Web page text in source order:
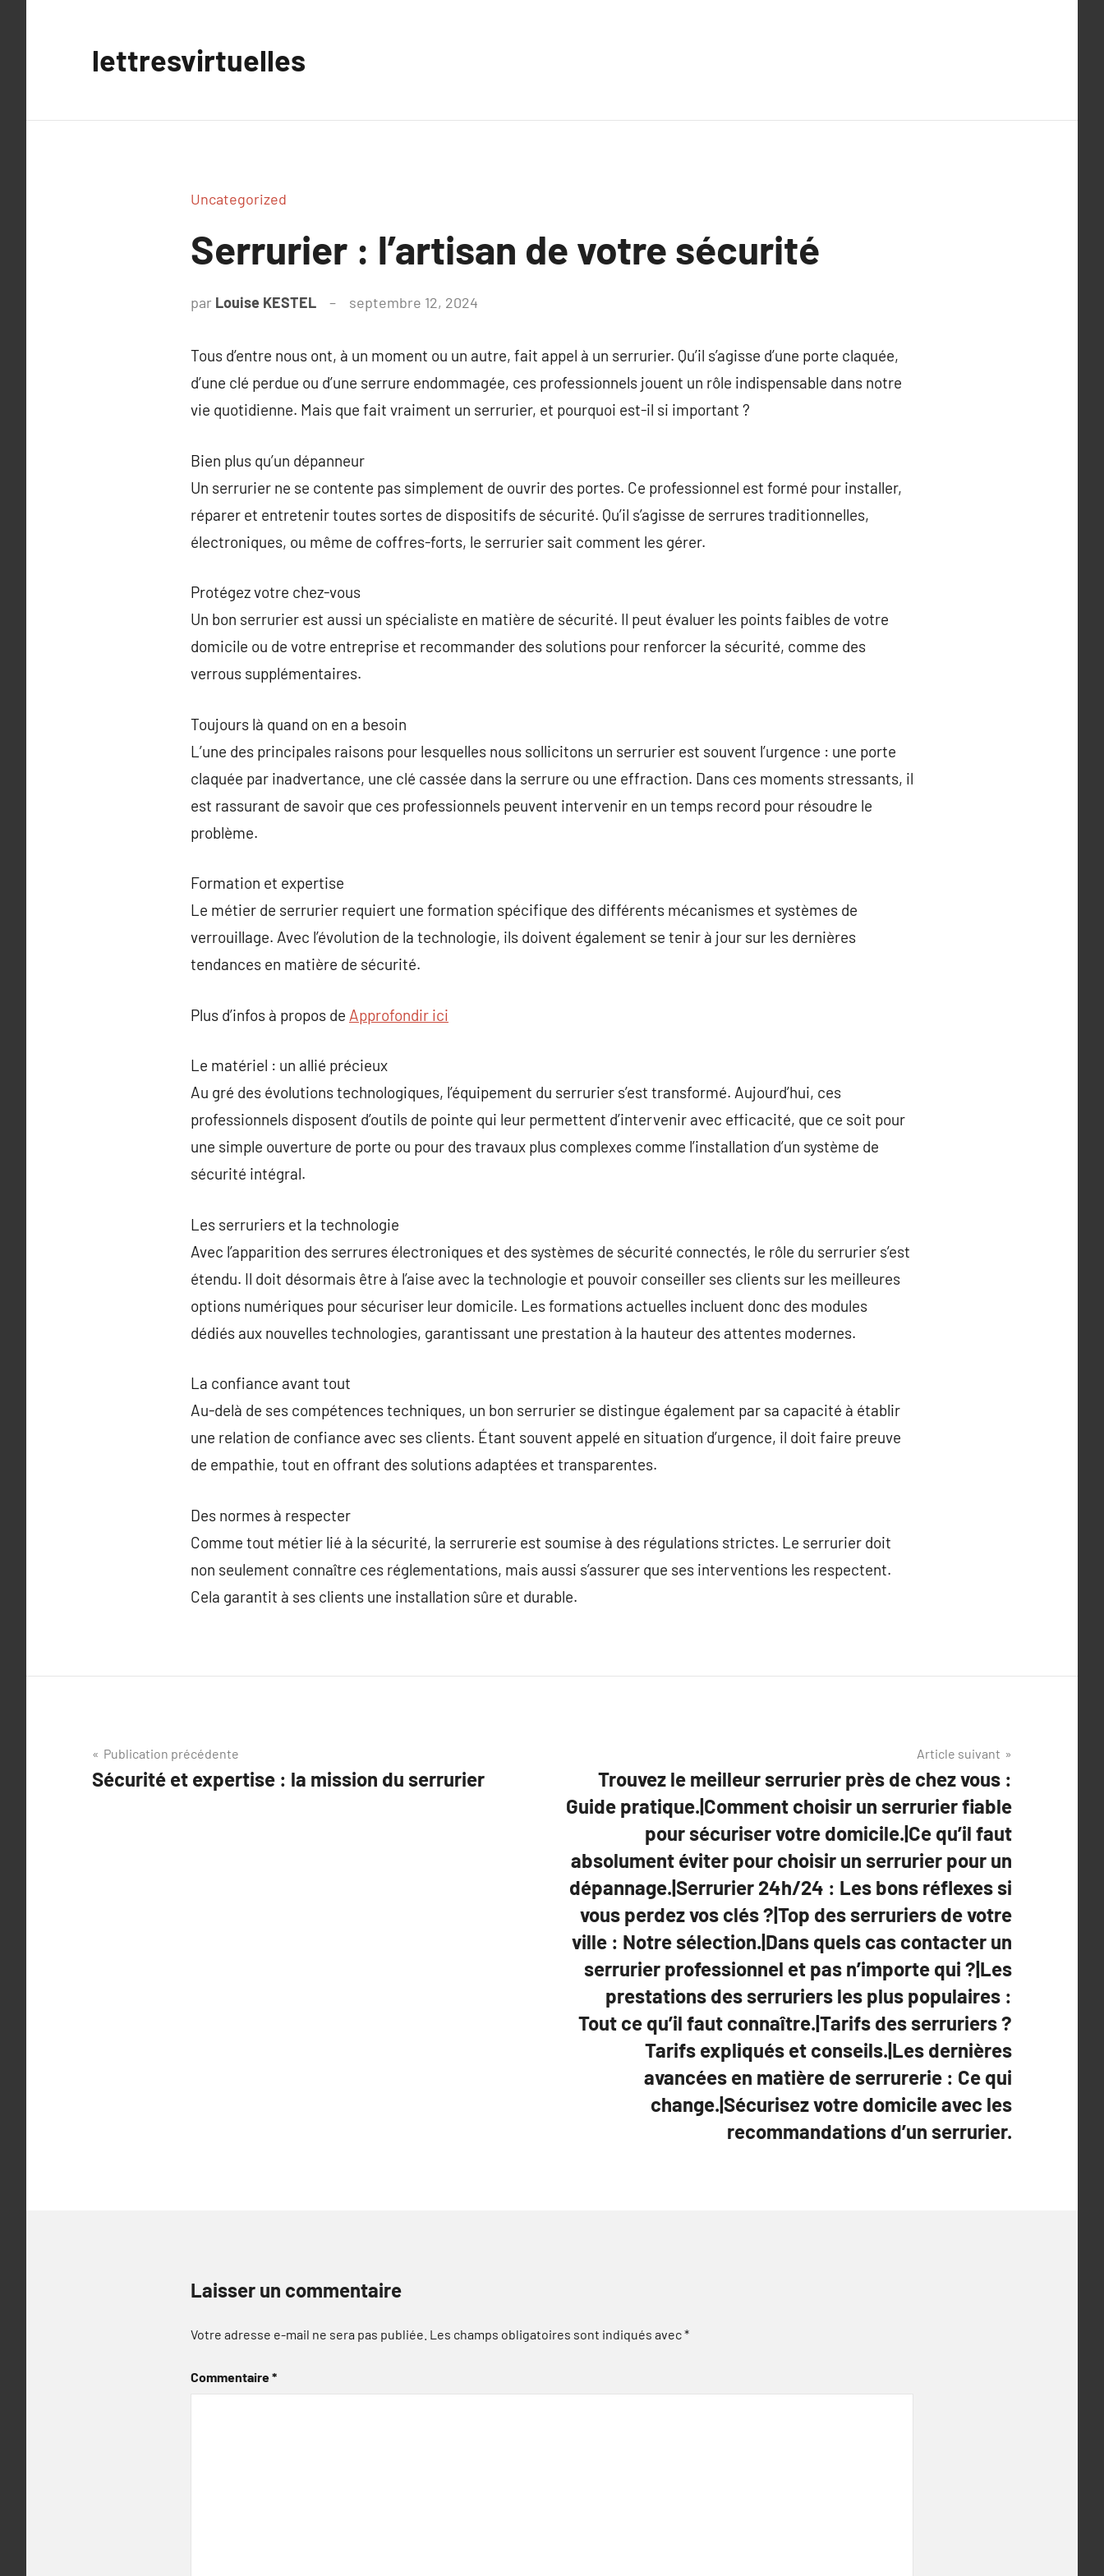
lettresvirtuelles
Uncategorized
Serrurier : l’artisan de votre sécurité
par Louise KESTEL septembre 12, 2024
Tous d’entre nous ont, à un moment ou un autre, fait appel à un serrurier. Qu’il s’agisse d’une porte claquée,
d’une clé perdue ou d’une serrure endommagée, ces professionnels jouent un rôle indispensable dans notre
vie quotidienne. Mais que fait vraiment un serrurier, et pourquoi est-il si important ?
Bien plus qu’un dépanneur
Un serrurier ne se contente pas simplement de ouvrir des portes. Ce professionnel est formé pour installer,
réparer et entretenir toutes sortes de dispositifs de sécurité. Qu’il s’agisse de serrures traditionnelles,
électroniques, ou même de coffres-forts, le serrurier sait comment les gérer.
Protégez votre chez-vous
Un bon serrurier est aussi un spécialiste en matière de sécurité. Il peut évaluer les points faibles de votre
domicile ou de votre entreprise et recommander des solutions pour renforcer la sécurité, comme des
verrous supplémentaires.
Toujours là quand on en a besoin
L’une des principales raisons pour lesquelles nous sollicitons un serrurier est souvent l’urgence : une porte
claquée par inadvertance, une clé cassée dans la serrure ou une effraction. Dans ces moments stressants, il
est rassurant de savoir que ces professionnels peuvent intervenir en un temps record pour résoudre le
problème.
Formation et expertise
Le métier de serrurier requiert une formation spécifique des différents mécanismes et systèmes de
verrouillage. Avec l’évolution de la technologie, ils doivent également se tenir à jour sur les dernières
tendances en matière de sécurité.
Plus d’infos à propos de Approfondir ici
Le matériel : un allié précieux
Au gré des évolutions technologiques, l’équipement du serrurier s’est transformé. Aujourd’hui, ces
professionnels disposent d’outils de pointe qui leur permettent d’intervenir avec efficacité, que ce soit pour
une simple ouverture de porte ou pour des travaux plus complexes comme l’installation d’un système de
sécurité intégral.
Les serruriers et la technologie
Avec l’apparition des serrures électroniques et des systèmes de sécurité connectés, le rôle du serrurier s’est
étendu. Il doit désormais être à l’aise avec la technologie et pouvoir conseiller ses clients sur les meilleures
options numériques pour sécuriser leur domicile. Les formations actuelles incluent donc des modules
dédiés aux nouvelles technologies, garantissant une prestation à la hauteur des attentes modernes.
La confiance avant tout
Au-delà de ses compétences techniques, un bon serrurier se distingue également par sa capacité à établir
une relation de confiance avec ses clients. Étant souvent appelé en situation d’urgence, il doit faire preuve
de empathie, tout en offrant des solutions adaptées et transparentes.
Des normes à respecter
Comme tout métier lié à la sécurité, la serrurerie est soumise à des régulations strictes. Le serrurier doit
non seulement connaître ces réglementations, mais aussi s’assurer que ses interventions les respectent.
Cela garantit à ses clients une installation sûre et durable.
Navigation
de
Publication précédente
Sécurité et expertise : la mission du serrurier
Article suivant
Trouvez le meilleur serrurier près de chez vous :
Guide pratique.|Comment choisir un serrurier fiable
pour sécuriser votre domicile.|Ce qu’il faut
absolument éviter pour choisir un serrurier pour un
dépannage.|Serrurier 24h/24 : Les bons réflexes si
vous perdez vos clés ?|Top des serruriers de votre
ville : Notre sélection.|Dans quels cas contacter un
serrurier professionnel et pas n’importe qui ?|Les
prestations des serruriers les plus populaires :
Tout ce qu’il faut connaître.|Tarifs des serruriers ?
Tarifs expliqués et conseils.|Les dernières
avancées en matière de serrurerie : Ce qui
change.|Sécurisez votre domicile avec les
recommandations d’un serrurier.
Laisser un commentaire
Votre adresse e-mail ne sera pas publiée. Les champs obligatoires sont indiqués avec*
Commentaire*